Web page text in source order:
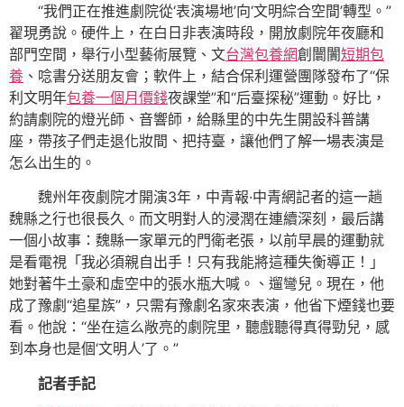
“我們正在推進劇院從‘表演場地’向‘文明綜合空間’轉型。”
翟現勇說。硬件上，在白日非表演時段，開放劇院年夜廳和
部門空間，舉行小型藝術展覽、文台灣包養網創闤闠短期包
養 、唸書分送朋友會；軟件上，結合保利運營團隊發布了“保
利文明年包養一個月價錢夜課堂”和“后臺探秘”運動。好比，
約請劇院的燈光師、音響師，給縣里的中先生開設科普講
座，帶孩子們走退化妝間、把持臺，讓他們了解一場表演是
怎么出生的。
魏州年夜劇院才開演3年，中青報·中青網記者的這一趟
魏縣之行也很長久。而文明對人的浸潤在連續深刻，最后講
一個小故事：魏縣一家單元的門衛老張，以前早晨的運動就
是看電視「我必須親自出手！只有我能將這種失衡導正！」
她對著牛土豪和虛空中的張水瓶大喊。、遛彎兒。現在，他
成了豫劇“追星族”，只需有豫劇名家來表演，他省下煙錢也要
看。他說：“坐在這么敞亮的劇院里，聽戲聽得真得勁兒，感
到本身也是個‘文明人’了。”
記者手記